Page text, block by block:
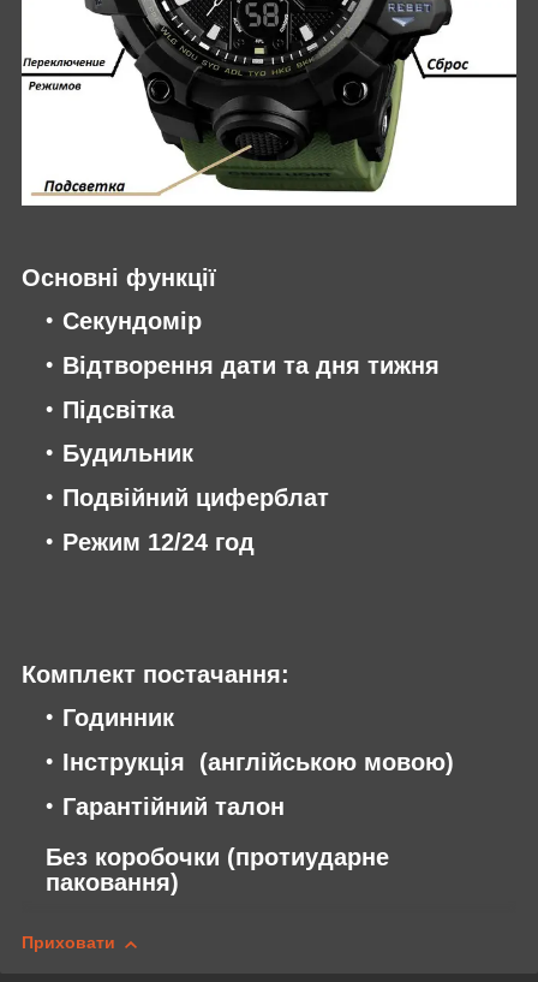
Основні функції
Секундомір
Відтворення дати та дня тижня
Підсвітка
Будильник
Подвійний циферблат
Режим 12/24 год
Комплект постачання:
Годинник
Інструкція (англійською мовою)
Гарантійний талон
Без коробочки (протиударне
паковання)
Приховати